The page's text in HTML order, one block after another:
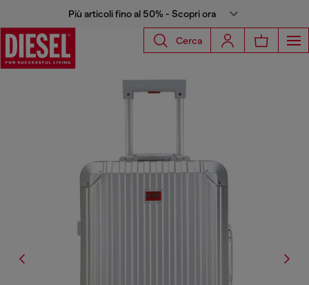
Più articoli fino al 50% - Scopri ora
Cerca